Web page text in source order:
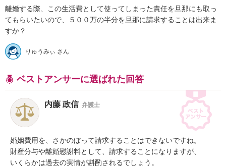
離婚する際、この生活費として使ってしまった責任を旦那にも取っ
てもらいたいので、５００万の半分を旦那に請求することは出来ま
すか？
りゅうみぃ さん
ベストアンサーに選ばれた回答
内藤 政信 弁護士
婚姻費用を、さかのぼって請求することはできないですね。
財産分与や離婚慰謝料として、請求することになりますが、
いくらかは過去の実情が斟酌されるでしょう。